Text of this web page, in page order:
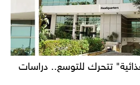
تتحرك للتوسع.. دراسات